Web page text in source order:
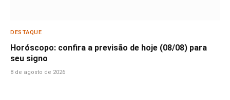
DESTAQUE
Horóscopo: confira a previsão de hoje (08/08) para
seu signo
8 de agosto de 2026